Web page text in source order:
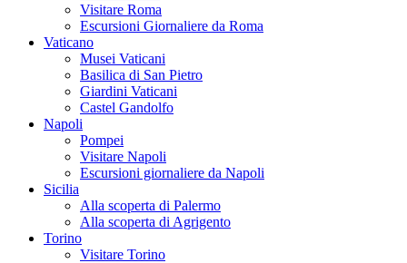
Visitare Roma
Escursioni Giornaliere da Roma
Vaticano
Musei Vaticani
Basilica di San Pietro
Giardini Vaticani
Castel Gandolfo
Napoli
Pompei
Visitare Napoli
Escursioni giornaliere da Napoli
Sicilia
Alla scoperta di Palermo
Alla scoperta di Agrigento
Torino
Visitare Torino